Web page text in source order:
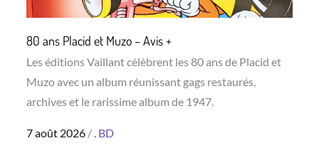
80 ans Placid et Muzo – Avis +
Les éditions Vaillant célèbrent les 80 ans de Placid et
Muzo avec un album réunissant gags restaurés,
archives et le rarissime album de 1947.
Posted
7 août 2026 . BD